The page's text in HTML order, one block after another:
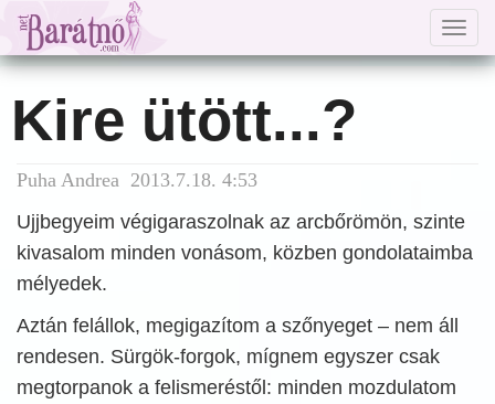
Kire ütött...?
Puha Andrea 2013.7.18. 4:53
Ujjbegyeim végigaraszolnak az arcbőrömön, szinte
kivasalom minden vonásom, közben gondolataimba
mélyedek.
Aztán felállok, megigazítom a szőnyeget – nem áll
rendesen. Sürgök-forgok, mígnem egyszer csak
megtorpanok a felismeréstől: minden mozdulatom